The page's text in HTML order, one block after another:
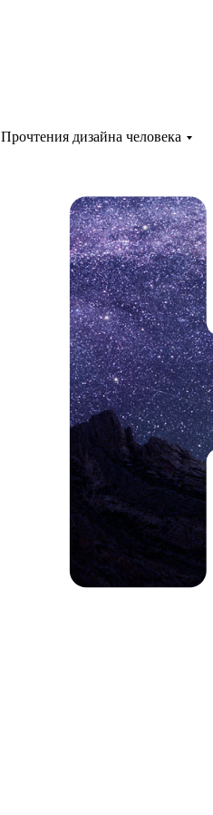
Прочтения дизайна человека